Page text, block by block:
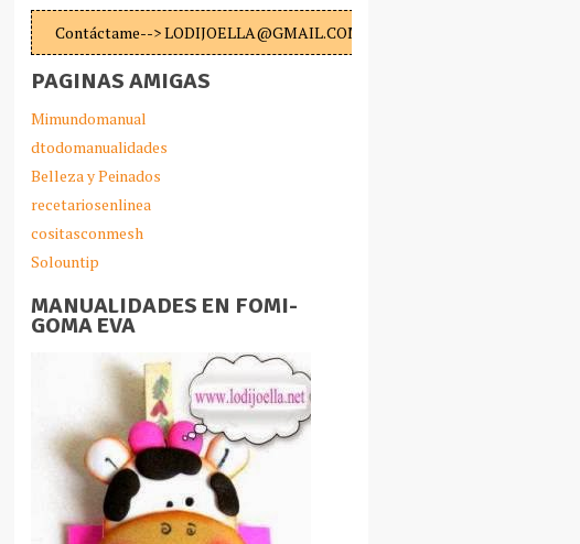
Contáctame--> LODIJOELLA@GMAIL.COM
PAGINAS AMIGAS
Mimundomanual
dtodomanualidades
Belleza y Peinados
recetariosenlinea
cositasconmesh
Solountip
MANUALIDADES EN FOMI-
GOMA EVA